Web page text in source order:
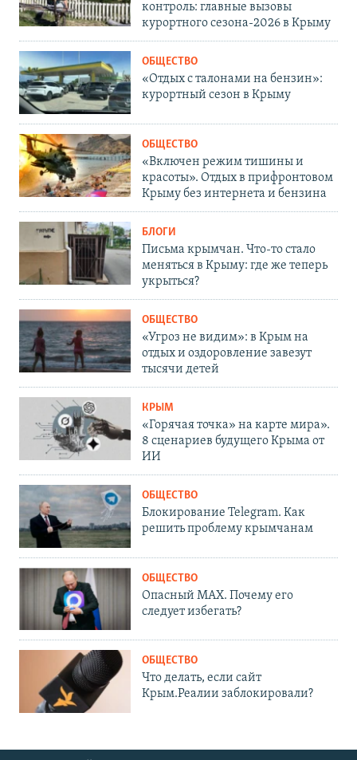
контроль: главные вызовы
курортного сезона-2026 в Крыму
ОБЩЕСТВО
«Отдых с талонами на бензин»:
курортный сезон в Крыму
ОБЩЕСТВО
«Включен режим тишины и
красоты». Отдых в прифронтовом
Крыму без интернета и бензина
БЛОГИ
Письма крымчан. Что-то стало
меняться в Крыму: где же теперь
укрыться?
ОБЩЕСТВО
«Угроз не видим»: в Крым на
отдых и оздоровление завезут
тысячи детей
КРЫМ
«Горячая точка» на карте мира».
8 сценариев будущего Крыма от
ИИ
ОБЩЕСТВО
Блокирование Telegram. Как
решить проблему крымчанам
ОБЩЕСТВО
Опасный MAX. Почему его
следует избегать?
ОБЩЕСТВО
Что делать, если сайт
Крым.Реалии заблокировали?